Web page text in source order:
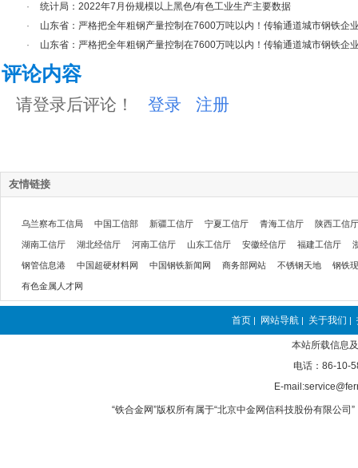
·
统计局：2022年7月份规模以上黑色/有色工业生产主要数据
·
山东省：严格把全年粗钢产量控制在7600万吨以内！传输通道城市钢铁企
·
山东省：严格把全年粗钢产量控制在7600万吨以内！传输通道城市钢铁企
评论内容
请登录后评论！ 登录 注册
友情链接
乌兰察布工信局 中国工信部 新疆工信厅 宁夏工信厅 青海工信厅 陕西工信厅
湖南工信厅 湖北经信厅 河南工信厅 山东工信厅 安徽经信厅 福建工信厅
钢管信息港 中国超硬材料网 中国钢铁新闻网 商务部网站 不锈钢天地 钢铁
有色金属人才网
首页 | 网站导航 | 关于我们 |
本站所载信息
电话：86-10-
E-
“铁合金网”版权所有属于“北京中金网信科技股份有限公司